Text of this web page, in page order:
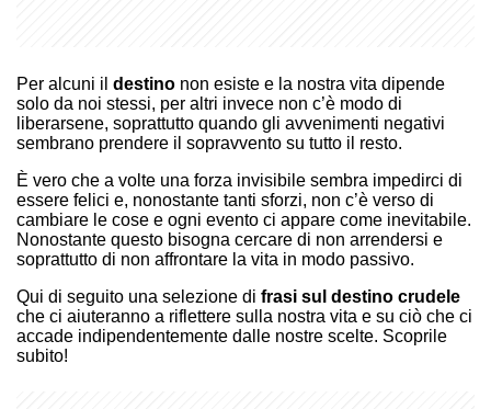
Per alcuni il destino non esiste e la nostra vita dipende
solo da noi stessi, per altri invece non c’è modo di
liberarsene, soprattutto quando gli avvenimenti negativi
sembrano prendere il sopravvento su tutto il resto.
È vero che a volte una forza invisibile sembra impedirci di
essere felici e, nonostante tanti sforzi, non c’è verso di
cambiare le cose e ogni evento ci appare come inevitabile.
Nonostante questo bisogna cercare di non arrendersi e
soprattutto di non affrontare la vita in modo passivo.
Qui di seguito una selezione di frasi sul destino crudele
che ci aiuteranno a riflettere sulla nostra vita e su ciò che ci
accade indipendentemente dalle nostre scelte. Scoprile
subito!